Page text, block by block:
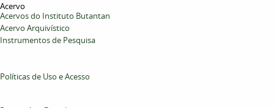
Acervo
Acervos do Instituto Butantan
Acervo Arquivístico
Instrumentos de Pesquisa
Políticas de Uso e Acesso